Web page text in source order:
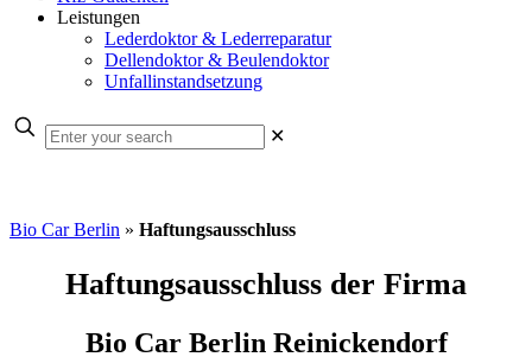
Leistungen
Lederdoktor & Lederreparatur
Dellendoktor & Beulendoktor
Unfallinstandsetzung
✕
Bio Car Berlin » Haftungsausschluss
Haftungsausschluss der Firma
Bio Car Berlin Reinickendorf